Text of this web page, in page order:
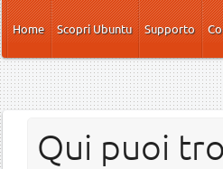
Salta al contenuto principale
Home
Scopri Ubuntu Supporto
Qui puoi